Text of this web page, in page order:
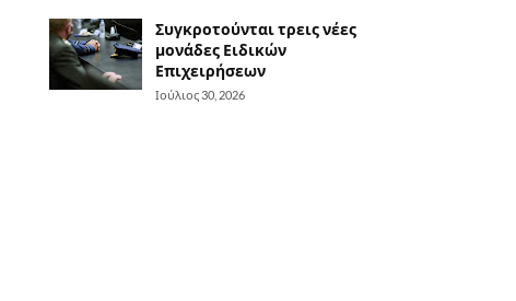
Συγκροτούνται τρεις νέες
μονάδες Ειδικών
Επιχειρήσεων
Ιούλιος 30, 2026